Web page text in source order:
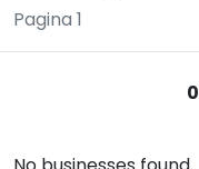
Pagina 1
0